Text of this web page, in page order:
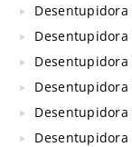
Desentupidora
Desentupidora
Desentupidora
Desentupidora
Desentupidora
Desentupidora